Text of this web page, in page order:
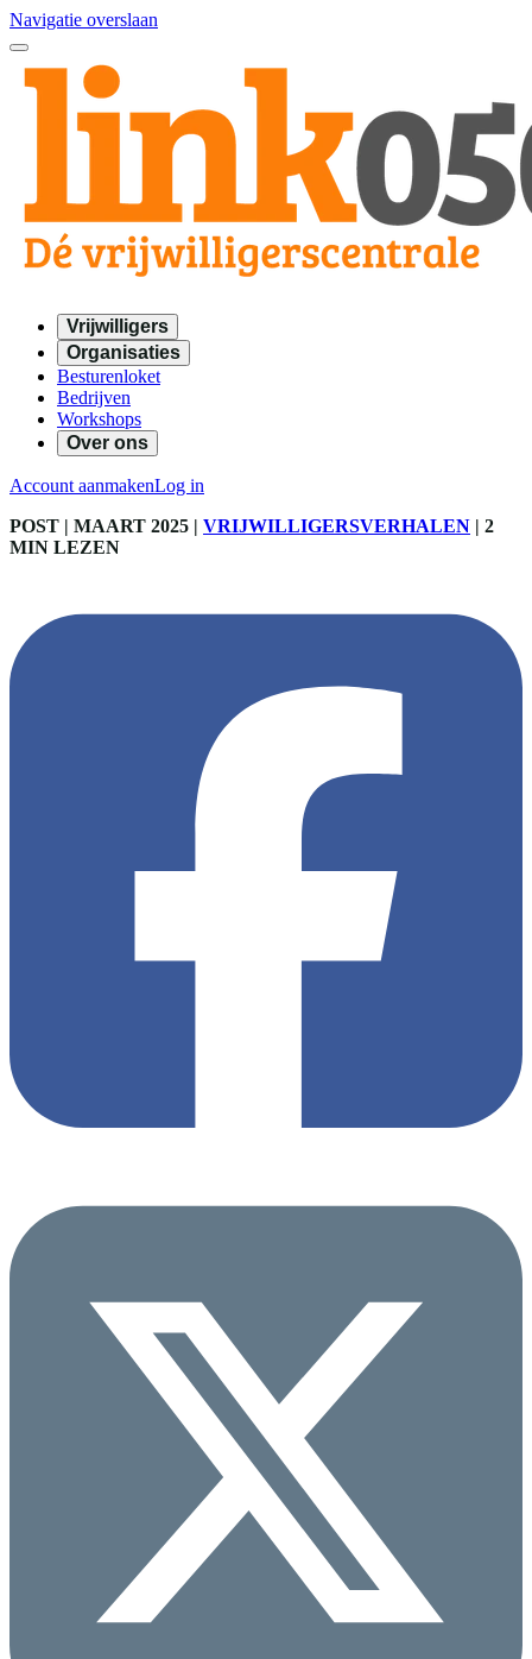
Navigatie overslaan
Vrijwilligers
Organisaties
Besturenloket
Bedrijven
Workshops
Over ons
Account aanmakenLog in
POST | MAART 2025 | VRIJWILLIGERSVERHALEN | 2
MIN LEZEN